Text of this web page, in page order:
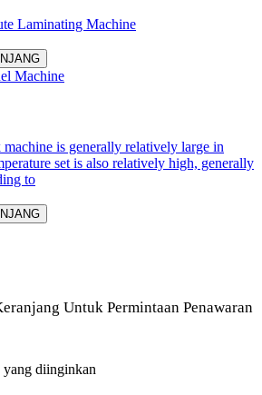
Laminating Machine
Machine
is generally relatively large in
set is also relatively high, generally
to
Untuk Permintaan Penawaran
diinginkan